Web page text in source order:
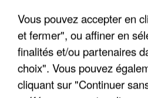
Vous pouvez accepter en
et fermer", ou affiner en
finalités et/ou partenaires
choix". Vous pouvez
cliquant sur "Continuer